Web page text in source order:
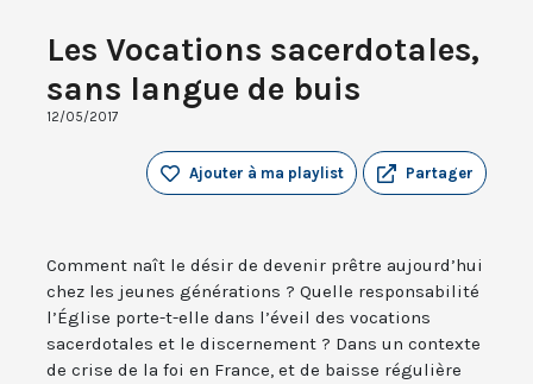
Les Vocations sacerdotales,
sans langue de buis
12/05/2017
Partager
Ajouter à ma playlist
Comment naît le désir de devenir prêtre aujourd’hui
chez les jeunes générations ? Quelle responsabilité
l’Église porte-t-elle dans l’éveil des vocations
sacerdotales et le discernement ? Dans un contexte
de crise de la foi en France, et de baisse régulière